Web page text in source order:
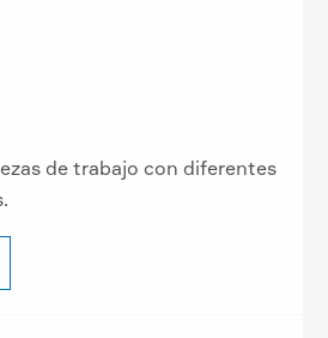
de trabajo con diferentes